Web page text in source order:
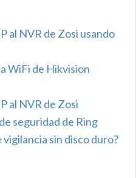
al NVR de Zosi usando
WiFi de Hikvision
al NVR de Zosi
seguridad de Ring
sin disco duro?